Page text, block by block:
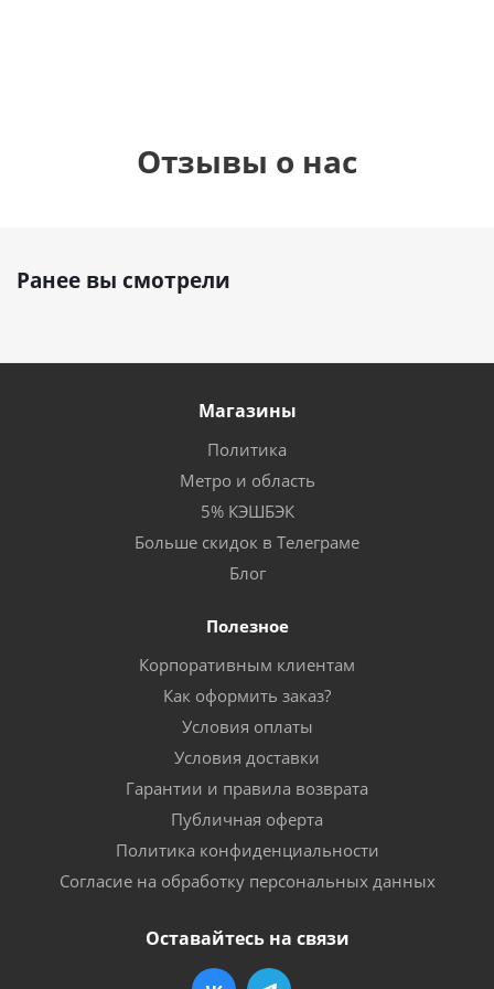
Отзывы о нас
Ранее вы смотрели
Магазины
Политика
Метро и область
5% КЭШБЭК
Больше скидок в Телеграме
Блог
Полезное
Корпоративным клиентам
Как оформить заказ?
Условия оплаты
Условия доставки
Гарантии и правила возврата
Публичная оферта
Политика конфиденциальности
Согласие на обработку персональных данных
Оставайтесь на связи